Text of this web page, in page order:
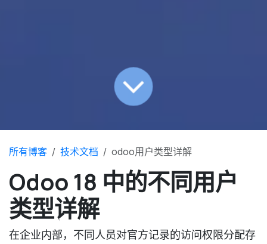
所有博客 技术文档 odoo用户类型详解
Odoo 18 中的不同用户
类型详解
在企业内部，不同人员对官方记录的访问权限分配存